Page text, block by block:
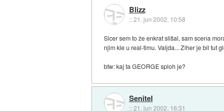
Blizz
::21. jun 2002, 10:58
Sicer sem to že enkrat slišal, sam scena
njim kle u real-timu. Valjda... Ziher je bil tut
btw: kaj ta GEORGE sploh je?
Senitel
::21. jun 2002, 16:31